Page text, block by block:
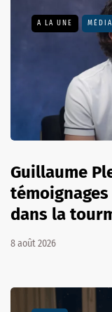
A LA UNE
Guillaume
dans la
8 août 2026